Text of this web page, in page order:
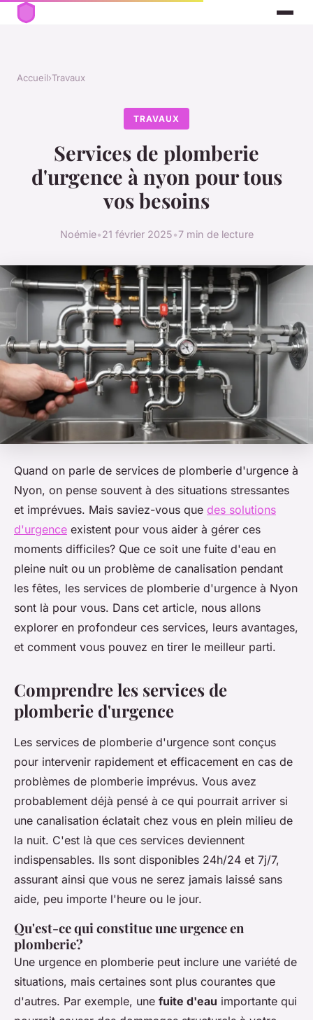
Accueil›Travaux
TRAVAUX
Services de plomberie
d'urgence à nyon pour tous
vos besoins
Noémie•21 février 2025•7 min de lecture
Quand on parle de services de plomberie d'urgence à
Nyon, on pense souvent à des situations stressantes
et imprévues. Mais saviez-vous que des solutions
d'urgence existent pour vous aider à gérer ces
moments difficiles? Que ce soit une fuite d'eau en
pleine nuit ou un problème de canalisation pendant
les fêtes, les services de plomberie d'urgence à Nyon
sont là pour vous. Dans cet article, nous allons
explorer en profondeur ces services, leurs avantages,
et comment vous pouvez en tirer le meilleur parti.
Comprendre les services de
plomberie d'urgence
Les services de plomberie d'urgence sont conçus
pour intervenir rapidement et efficacement en cas de
problèmes de plomberie imprévus. Vous avez
probablement déjà pensé à ce qui pourrait arriver si
une canalisation éclatait chez vous en plein milieu de
la nuit. C'est là que ces services deviennent
indispensables. Ils sont disponibles 24h/24 et 7j/7,
assurant ainsi que vous ne serez jamais laissé sans
aide, peu importe l'heure ou le jour.
Qu'est-ce qui constitue une urgence en
plomberie?
Une urgence en plomberie peut inclure une variété de
situations, mais certaines sont plus courantes que
d'autres. Par exemple, une fuite d'eau importante qui